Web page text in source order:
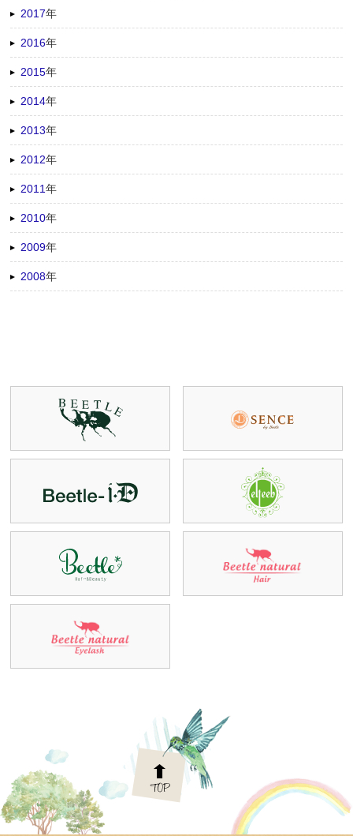
2017年
2016年
2015年
2014年
2013年
2012年
2011年
2010年
2009年
2008年